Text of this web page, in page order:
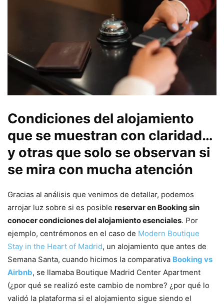
Condiciones del alojamiento
que se muestran con claridad…
y otras que solo se observan si
se mira con mucha atención
Gracias al análisis que venimos de detallar, podemos
arrojar luz sobre si es posible reservar en Booking sin
conocer condiciones del alojamiento esenciales. Por
ejemplo, centrémonos en el caso de Modern Boutique
Stay in the Heart of Madrid, un alojamiento que antes de
Semana Santa, cuando hicimos la comparativa Booking vs
Airbnb, se llamaba Boutique Madrid Center Apartment
(¿por qué se realizó este cambio de nombre? ¿por qué lo
validó la plataforma si el alojamiento sigue siendo el